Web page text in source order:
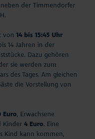
neben der Timmendorfer
von 14 bis 15:45 Uhr
14 Jahren in der
Dazu gehören
sie werden zum
des Tages. Am gleichen
die Vorstellung von
Euro, Erwachsene
Kinder 4 Euro. Eine
Kind kann kommen,